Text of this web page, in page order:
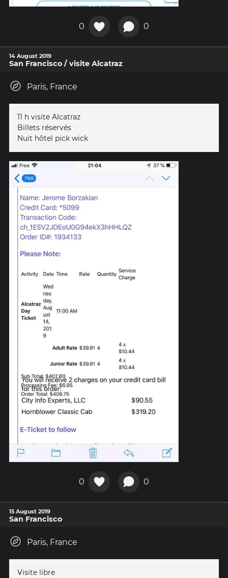
0 0
14 August 2019
San Francisco / visite Alcatraz
Paris, France
11 h visite Alcatraz
Billets réservés
Nuit hôtel pick wick
0 0
15 August 2019
San Francisco
Paris, France
Visite libre